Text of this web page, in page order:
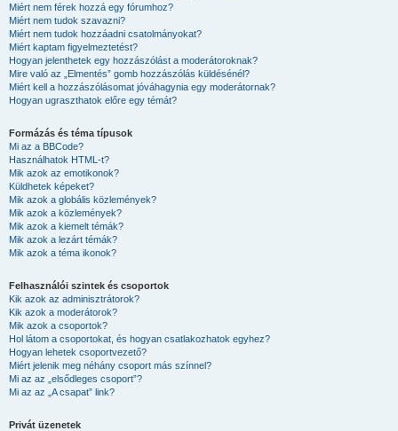
Miért nem férek hozzá egy fórumhoz?
Miért nem tudok szavazni?
Miért nem tudok hozzáadni csatolmányokat?
Miért kaptam figyelmeztetést?
Hogyan jelenthetek egy hozzászólást a moderátoroknak?
Mire való az „Elmentés” gomb hozzászólás küldésénél?
Miért kell a hozzászólásomat jóváhagynia egy moderátornak?
Hogyan ugraszthatok előre egy témát?
Formázás és téma típusok
Mi az a BBCode?
Használhatok HTML-t?
Mik azok az emotikonok?
Küldhetek képeket?
Mik azok a globális közlemények?
Mik azok a közlemények?
Mik azok a kiemelt témák?
Mik azok a lezárt témák?
Mik azok a téma ikonok?
Felhasználói szintek és csoportok
Kik azok az adminisztrátorok?
Kik azok a moderátorok?
Mik azok a csoportok?
Hol látom a csoportokat, és hogyan csatlakozhatok egyhez?
Hogyan lehetek csoportvezető?
Miért jelenik meg néhány csoport más színnel?
Mi az az „elsődleges csoport”?
Mi az az „A csapat” link?
Privát üzenetek